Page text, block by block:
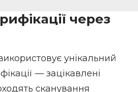
через
унікальний
— зацікавлені
сканування